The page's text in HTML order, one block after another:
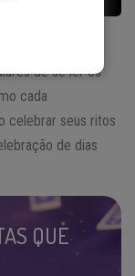
há
de se ler os
cada
celebrar seus ritos
de dias
QUE